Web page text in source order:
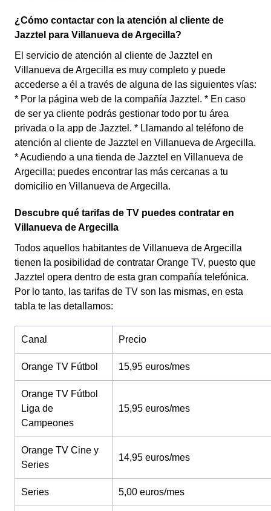
¿Cómo contactar con la atención al cliente de
Jazztel para Villanueva de Argecilla?
El servicio de atención al cliente de Jazztel en
Villanueva de Argecilla es muy completo y puede
accederse a él a través de alguna de las siguientes vías:
* Por la página web de la compañía Jazztel. * En caso
de ser ya cliente podrás gestionar todo por tu área
privada o la app de Jazztel. * Llamando al teléfono de
atención al cliente de Jazztel en Villanueva de Argecilla.
* Acudiendo a una tienda de Jazztel en Villanueva de
Argecilla; puedes encontrar las más cercanas a tu
domicilio en Villanueva de Argecilla.
Descubre qué tarifas de TV puedes contratar en
Villanueva de Argecilla
Todos aquellos habitantes de Villanueva de Argecilla
tienen la posibilidad de contratar Orange TV, puesto que
Jazztel opera dentro de esta gran compañía telefónica.
Por lo tanto, las tarifas de TV son las mismas, en esta
tabla te las detallamos:
Canal Precio
Orange TV Fútbol 15,95 euros/mes
Orange TV Fútbol
Liga de
Campeones
15,95 euros/mes
Orange TV Cine y
Series
14,95 euros/mes
Series 5,00 euros/mes